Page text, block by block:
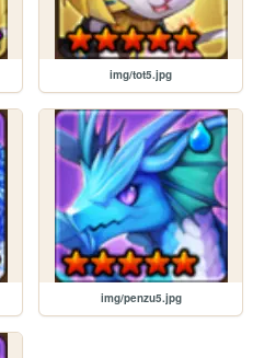
img/tot5.jpg
img/penzu5.jpg